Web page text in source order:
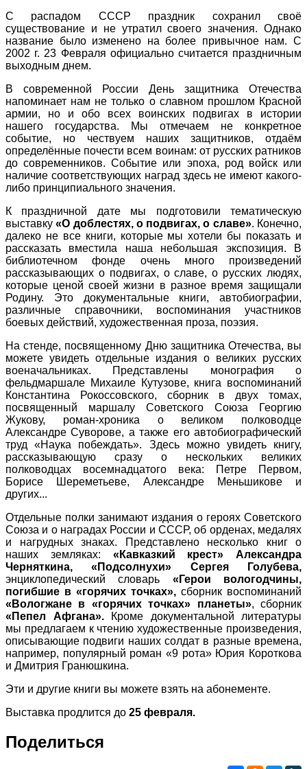
С распадом СССР праздник сохранил своё
существование и не утратил своего значения. Однако
название было изменено на более привычное нам. С
2002 г. 23 Февраля официально считается праздничным
выходным днем.
В современной России День защитника Отечества
напоминает нам не только о славном прошлом Красной
армии, но и обо всех воинских подвигах в истории
нашего государства. Мы отмечаем не конкретное
событие, но чествуем наших защитников, отдаём
определённые почести всем воинам: от русских ратников
до современников. Событие или эпоха, род войск или
наличие соответствующих наград здесь не имеют какого-
либо принципиального значения.
К праздничной дате мы подготовили тематическую
выставку«О доблестях, о подвигах, о славе». Конечно,
далеко не все книги, которые мы хотели бы показать и
рассказать вместила наша небольшая экспозиция. В
библиотечном фонде очень много произведений
рассказывающих о подвигах, о славе, о русских людях,
которые ценой своей жизни в разное время защищали
Родину. Это документальные книги, автобиографии,
различные справочники, воспоминания участников
боевых действий, художественная проза, поэзия.
На стенде, посвященному Дню защитника Отечества, вы
можете увидеть отдельные издания о великих русских
военачальниках. Представлены монография о
фельдмаршале Михаиле Кутузове, книга воспоминаний
Константина Рокоссовского, сборник в двух томах,
посвященный маршалу Советского Союза Георгию
Жукову, роман-хроника о великом полководце
Александре Суворове, а также его автобиографический
труд «Наука побеждать». Здесь можно увидеть книгу,
рассказывающую сразу о нескольких великих
полководцах восемнадцатого века: Петре Первом,
Борисе Шереметьеве, Александре Меньшикове и
других...
Отдельные полки занимают издания о героях Советского
Союза и о наградах России и СССР, об орденах, медалях
и нагрудных знаках. Представлено несколько книг о
наших земляках: «Кавказкий крест» Александра
Черняткина, «Подсолнухи» Сергея Голубева,
энциклопедический словарь «Герои вологодчины,
погибшие в «горячих точках», сборник воспоминаний
«Вологжане в «горячих точках» планеты», сборник
«Пепел Афгана».Кроме документальной литературы
мы предлагаем к чтению художественные произведения,
описывающие подвиги наших солдат в разные времена,
например, популярный роман «9 рота» Юрия Короткова
и Дмитрия Гранюшкина.
Эти и другие книги вы можете взять на абонементе.
Выставка продлится до 25 февраля.
Поделиться